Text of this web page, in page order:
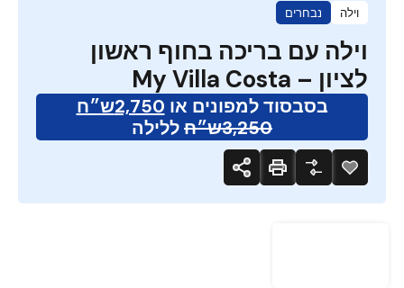
וילה נבחרים
וילה עם בריכה בחוף ראשון
לציון – My Villa Costa
בסבסוד למפונים או 2,750ש״ח
3,250ש״ח
ללילה